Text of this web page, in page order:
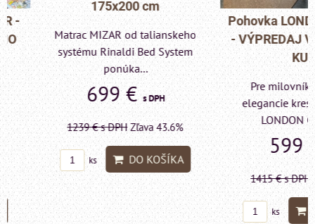
175x200 cm
Matrac MIZAR od talianskeho
systému Rinaldi Bed System
ponúka...
699 €s DPH
1239 €s DPH Zľava 43.6%
ks DO KOŠÍKA
Pohovka LONDON
- VÝPREDAJ
KUSU
Pre milovníkov
elegancie kreslo a
LONDON
599 €s
1415 €s DPH Zľava
ks DO